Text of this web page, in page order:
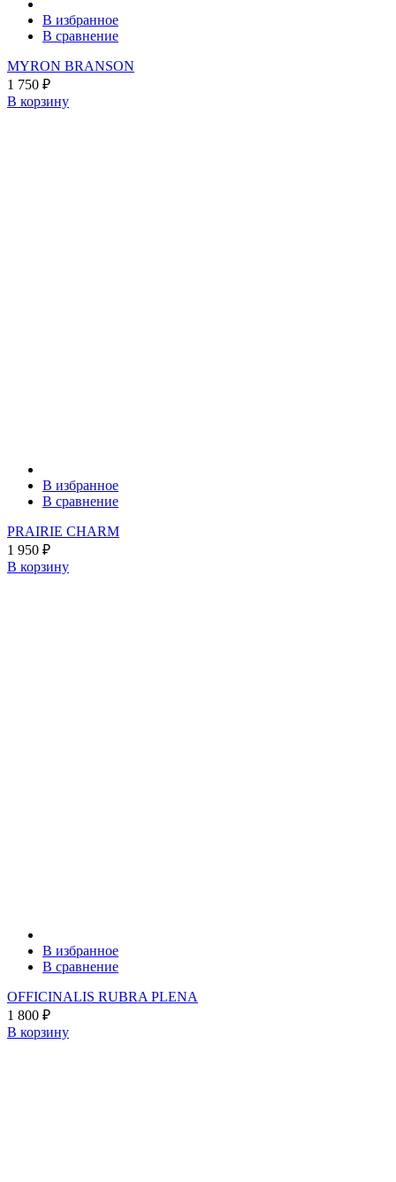
В избранное
В сравнение
MYRON BRANSON
1 750 ₽
В корзину
В избранное
В сравнение
PRAIRIE CHARM
1 950 ₽
В корзину
В избранное
В сравнение
OFFICINALIS RUBRA PLENA
1 800 ₽
В корзину